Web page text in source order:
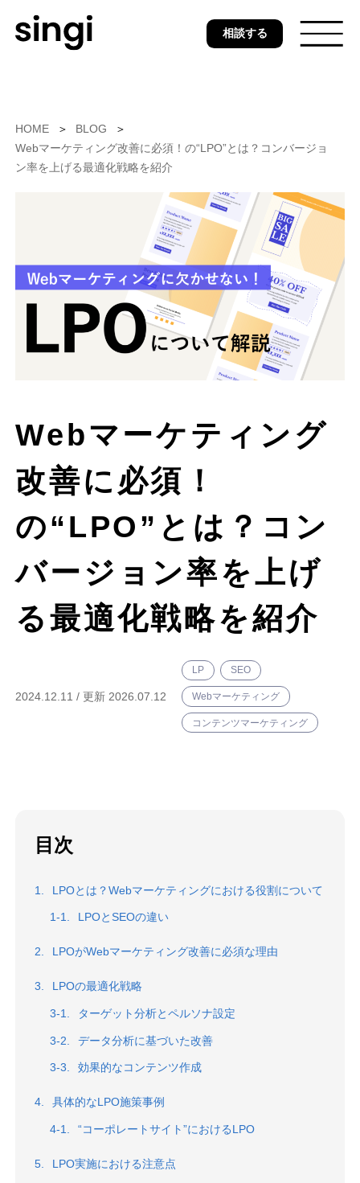
トップ
無料ウェブ診断
サービス
事例
資料ダウンロード
プライバシーポリシー
相談する
HOME
BLOG
Webマーケティング改善に必須！の“LPO”とは？コンバージョ
ン率を上げる最適化戦略を紹介
Webマーケティング
改善に必須！
の“LPO”とは？コン
バージョン率を上げ
る最適化戦略を紹介
2024.12.11 / 更新 2026.07.12
LP SEO
Webマーケティング
コンテンツマーケティング
目次
LPOとは？Webマーケティングにおける役割について
LPOとSEOの違い
LPOがWebマーケティング改善に必須な理由
LPOの最適化戦略
ターゲット分析とペルソナ設定
データ分析に基づいた改善
効果的なコンテンツ作成
具体的なLPO施策事例
“コーポレートサイト”におけるLPO
LPO実施における注意点